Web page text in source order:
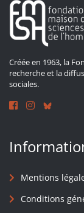
Créée en 1963, la
recherche et la
sociales.
Mentions
Conditions